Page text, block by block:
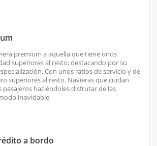
premium a aquella que tiene unos
superiores al resto; destacando por su
Con unos ratios de servicio y de
superiores al resto. Navieras que cuidan
pasajeros haciéndoles disfrutar de las
inovidable
a bordo